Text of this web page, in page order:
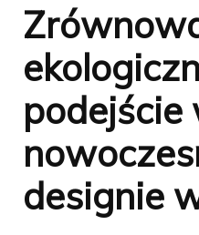
podejście
designie